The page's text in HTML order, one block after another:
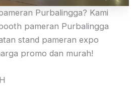
Purbalingga? Kami
pameran Purbalingga
stand pameran expo
promo dan murah!